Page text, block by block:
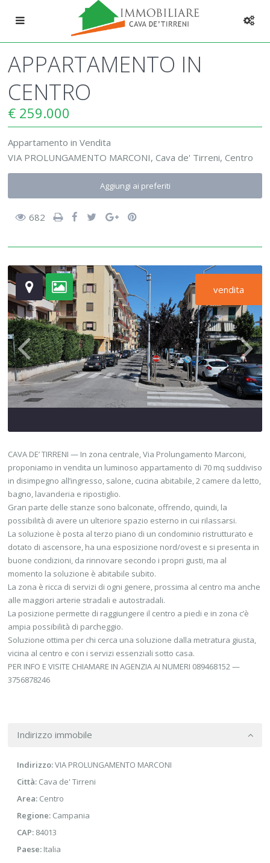
APPARTAMENTO IN
CENTRO
€ 259.000
Appartamento in Vendita
VIA PROLUNGAMENTO MARCONI, Cava de' Tirreni, Centro
Aggiungi ai preferiti
682
vendita
CAVA DE’ TIRRENI — In zona centrale, Via Prolungamento Marconi,
proponiamo in vendita un luminoso appartamento di 70 mq suddiviso
in disimpegno all’ingresso, salone, cucina abitabile, 2 camere da letto,
bagno, lavanderia e ripostiglio.
Gran parte delle stanze sono balconate, offrendo, quindi, la
possibilità di avere un ulteriore spazio esterno in cui rilassarsi.
La soluzione è posta al terzo piano di un condominio ristrutturato e
dotato di ascensore, ha una esposizione nord/ovest e si presenta in
buone condizioni, da rinnovare secondo i propri gusti, ma al
momento la soluzione è abitabile subito.
La zona è ricca di servizi di ogni genere, prossima al centro ma anche
alle maggiori arterie stradali e autostradali.
La posizione permette di raggiungere il centro a piedi e in zona c’è
ampia possibilità di parcheggio.
Soluzione ottima per chi cerca una soluzione dalla metratura giusta,
vicina al centro e con i servizi essenziali sotto casa.
PER INFO E VISITE CHIAMARE IN AGENZIA AI NUMERI 089468152 —
3756878246
Indirizzo immobile
Indirizzo:VIA PROLUNGAMENTO MARCONI
Città: Cava de' Tirreni
Area: Centro
Regione: Campania
CAP: 84013
Paese: Italia